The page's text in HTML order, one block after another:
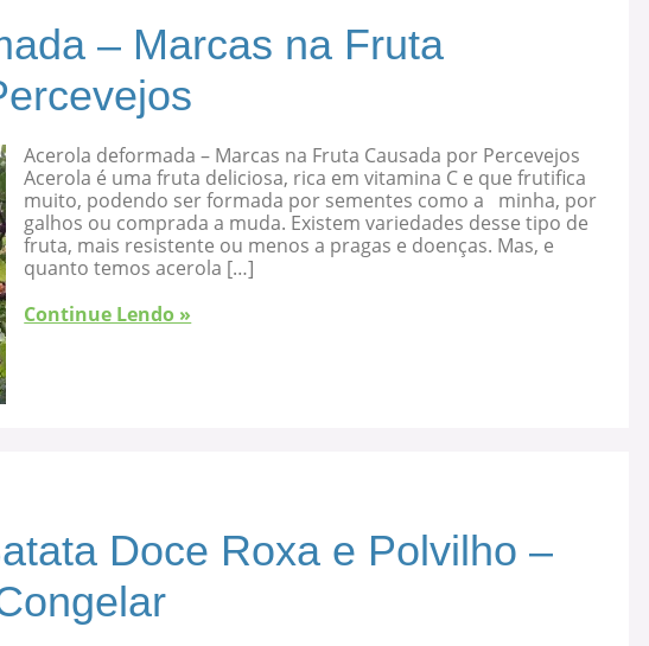
– Marcas na Fruta
Acerola deformada – Marcas na Fruta Causada por Percevejos
Acerola é uma fruta deliciosa, rica em vitamina C e que frutifica
muito, podendo ser formada por sementes como a minha, por
galhos ou comprada a muda. Existem variedades desse tipo de
fruta, mais resistente ou menos a pragas e doenças. Mas, e
quanto temos acerola […]
Continue Lendo »
Doce Roxa e Polvilho –